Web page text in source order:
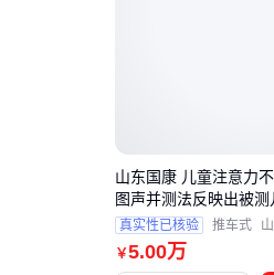
￥5.00万
山东国康 儿童注意力
图声并测法反映出被测
能力
真实性已核验 推车式